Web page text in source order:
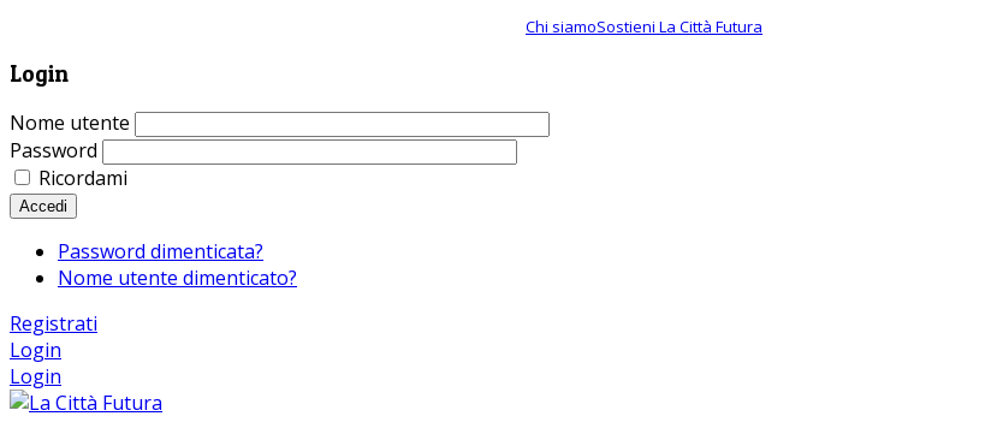
Chi siamoSostieni La Città Futura
Login
Nome utente
Password
Ricordami
Accedi
Password dimenticata?
Nome utente dimenticato?
Registrati
Login
Login